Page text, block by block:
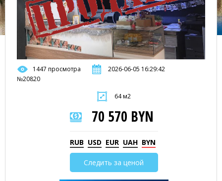
1447 просмотра
2026-06-05 16:29:42
№20820
64 м2
70 570 BYN
RUB USD EUR UAH BYN
Следить за ценой